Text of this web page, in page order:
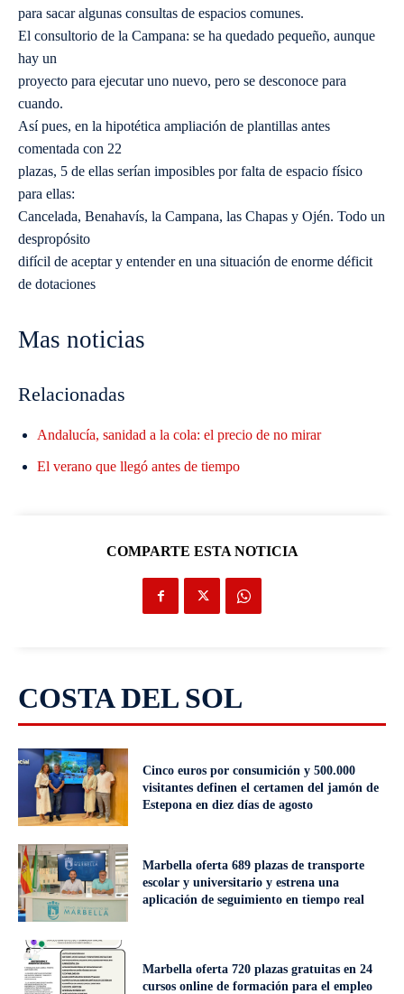
para sacar algunas consultas de espacios comunes.
El consultorio de la Campana: se ha quedado pequeño, aunque
hay un
proyecto para ejecutar uno nuevo, pero se desconoce para
cuando.
Así pues, en la hipotética ampliación de plantillas antes
comentada con 22
plazas, 5 de ellas serían imposibles por falta de espacio físico
para ellas:
Cancelada, Benahavís, la Campana, las Chapas y Ojén. Todo un
despropósito
difícil de aceptar y entender en una situación de enorme déficit
de dotaciones
Mas noticias
Relacionadas
Andalucía, sanidad a la cola: el precio de no mirar
El verano que llegó antes de tiempo
COMPARTE ESTA NOTICIA
COSTA DEL SOL
Cinco euros por consumición y 500.000
visitantes definen el certamen del jamón de
Estepona en diez días de agosto
Marbella oferta 689 plazas de transporte
escolar y universitario y estrena una
aplicación de seguimiento en tiempo real
Marbella oferta 720 plazas gratuitas en 24
cursos online de formación para el empleo